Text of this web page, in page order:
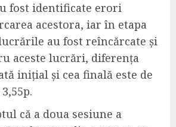
fost identificate erori
acestora, iar în etapa
au fost reîncărcate și
aceste lucrări, diferența
inițial și cea finală este de
că a doua sesiune a